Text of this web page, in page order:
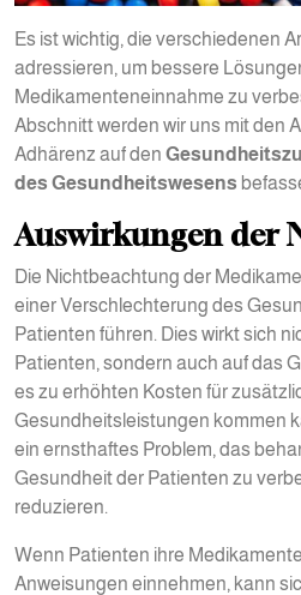
Es ist wichtig, die verschiedenen
adressieren, um bessere
Medikamenteneinnahme zu
Abschnitt werden wir uns mit den
Adhärenz auf den
des Gesundheitswesens
Auswirkungen der
Die Nichtbeachtung der
einer Verschlechterung des
Patienten führen. Dies wirkt sich
Patienten, sondern auch auf das
es zu erhöhten Kosten für
Gesundheitsleistungen kommen
ein ernsthaftes Problem, das
Gesundheit der Patienten zu
reduzieren.
Wenn Patienten ihre
Anweisungen einnehmen, kann